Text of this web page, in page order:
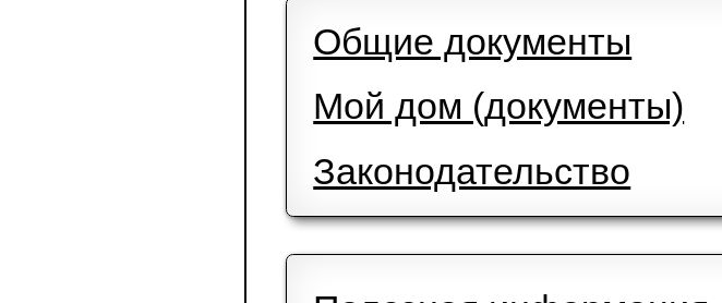
Персонал
Общие документы
Мой дом (документы)